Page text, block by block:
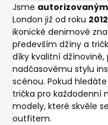
Jsme
London již od roku 2012
ikonické denimové
především džíny a
díky kvalitní
nadčasovému stylu
scénou. Pokud
trička pro každodenní
modely, které skvěle
outfitem.